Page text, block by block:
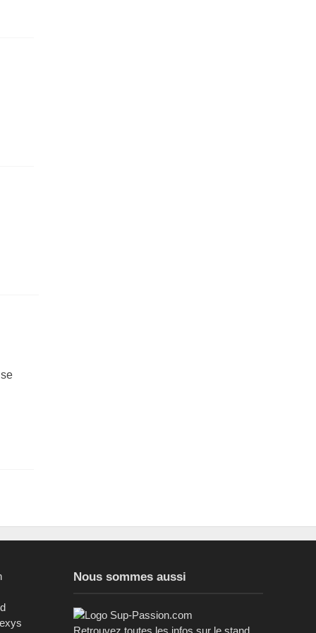
Nous sommes aussi
Retrouvez toutes les infos sur le stand